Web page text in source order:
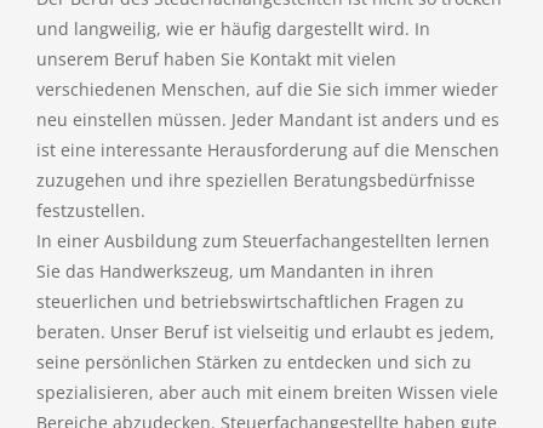
und langweilig, wie er häufig dargestellt wird. In
unserem Beruf haben Sie Kontakt mit vielen
verschiedenen Menschen, auf die Sie sich immer wieder
neu einstellen müssen. Jeder Mandant ist anders und es
ist eine interessante Herausforderung auf die Menschen
zuzugehen und ihre speziellen Beratungsbedürfnisse
festzustellen.
In einer Ausbildung zum Steuerfachangestellten lernen
Sie das Handwerkszeug, um Mandanten in ihren
steuerlichen und betriebswirtschaftlichen Fragen zu
beraten. Unser Beruf ist vielseitig und erlaubt es jedem,
seine persönlichen Stärken zu entdecken und sich zu
spezialisieren, aber auch mit einem breiten Wissen viele
Bereiche abzudecken. Steuerfachangestellte haben gute